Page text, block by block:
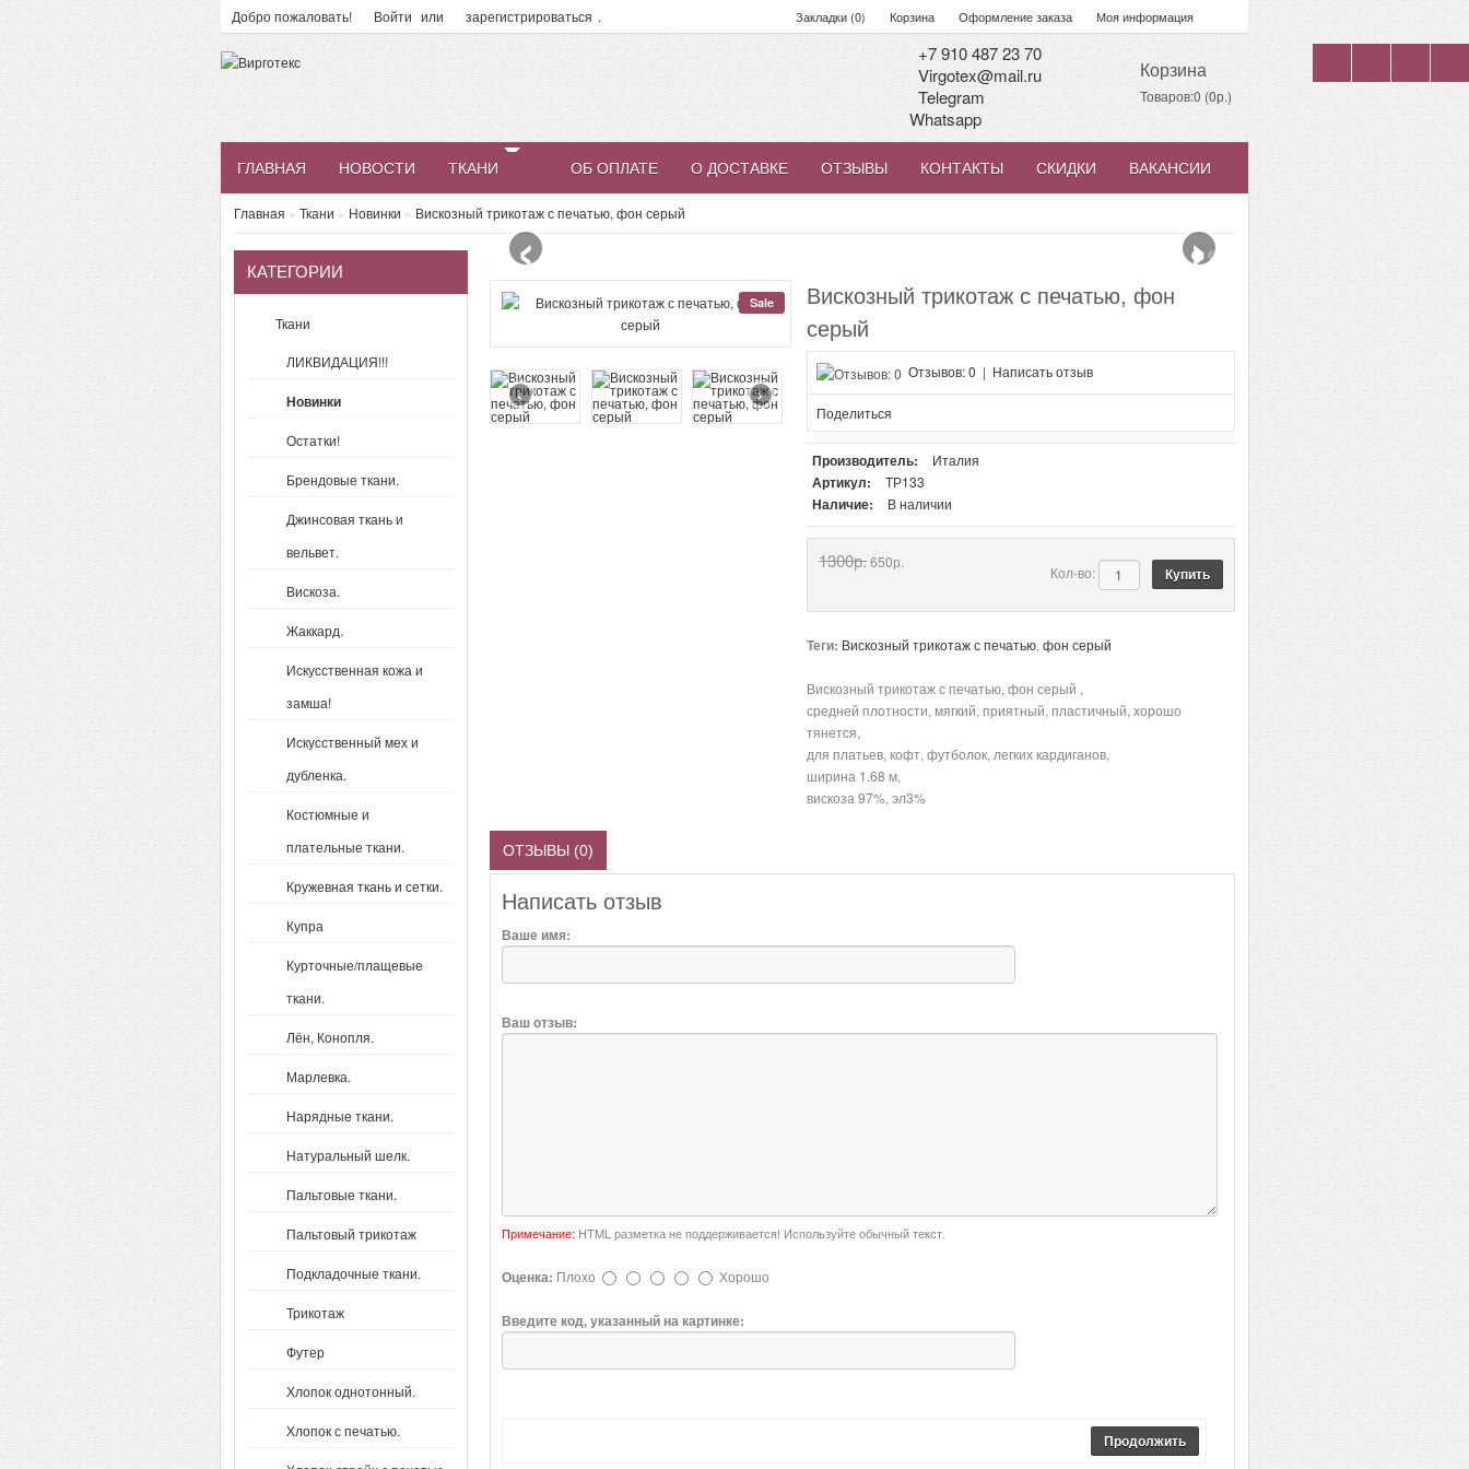
Добро пожаловать! Войти или зарегистрироваться . Закладки (0) Корзина Оформление заказа Моя информация
Корзина
Товаров:0 (0р.)
+7 910 487 23 70
Virgotex@mail.ru
Telegram
Whatsapp
ГЛАВНАЯ НОВОСТИ ТКАНИ ОБ ОПЛАТЕ О ДОСТАВКЕ ОТЗЫВЫ КОНТАКТЫ СКИДКИ ВАКАНСИИ
Главная » Ткани » Новинки » Вискозный трикотаж с печатью, фон серый
КАТЕГОРИИ
Ткани
ЛИКВИДАЦИЯ!!!
Новинки
Остатки!
Брендовые ткани.
Джинсовая ткань и
вельвет.
Вискоза.
Жаккард.
Искусственная кожа и
замша!
Искусственный мех и
дубленка.
Костюмные и
плательные ткани.
Кружевная ткань и сетки.
Купра
Курточные/плащевые
ткани.
Лён, Конопля.
Марлевка.
Нарядные ткани.
Натуральный шелк.
Пальтовые ткани.
Пальтовый трикотаж
Подкладочные ткани.
Трикотаж
Футер
Хлопок однотонный.
Хлопок с печатью.
‹ ›
Sale
‹ ›
Вискозный трикотаж с печатью, фон
серый
Отзывов: 0 | Написать отзыв
Поделиться
Производитель: Италия
Артикул: ТР133
Наличие: В наличии
1300р.650р.
Кол-во:
Теги: Вискозный трикотаж с печатью,фон серый
Вискозный трикотаж с печатью, фон серый ,
средней плотности, мягкий, приятный, пластичный, хорошо
тянется,
для платьев, кофт, футболок, легких кардиганов,
ширина 1.68 м,
вискоза 97%, эл3%
ОТЗЫВЫ (0)
Написать отзыв
Ваше имя:
Ваш отзыв:
Примечание: HTML разметка не поддерживается! Используйте обычный текст.
Оценка: Плохо Хорошо
Введите код, указанный на картинке:
Продолжить